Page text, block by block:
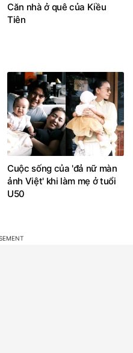
Căn nhà ở quê của Kiều
Tiên
Cuộc sống của 'đả nữ màn
ảnh Việt' khi làm mẹ ở tuổi
U50